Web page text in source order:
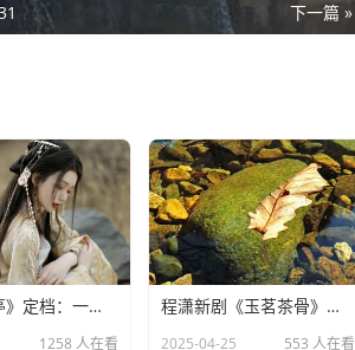
下一篇 »
《淮水竹亭》定档：一场东方美学与宿命之恋的双重盛宴​
1258 人在看
程潇新剧《玉茗茶骨》造型引热议：灵动少女却略显老态
2025-04-25 553 人在看